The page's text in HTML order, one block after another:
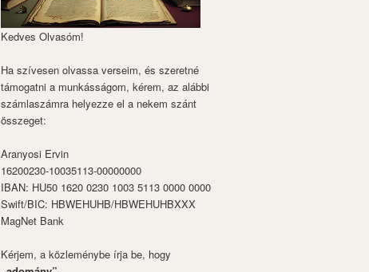
Kedves Olvasóm!
Ha szívesen olvassa verseim, és szeretné
támogatni a munkásságom, kérem, az alábbi
számlaszámra helyezze el a nekem szánt
összeget:
Aranyosi Ervin
16200230-10035113-00000000
IBAN: HU50 1620 0230 1003 5113 0000 0000
Swift/BIC: HBWEHUHB/HBWEHUHBXXX
MagNet Bank
Kérjem, a közleménybe írja be, hogy